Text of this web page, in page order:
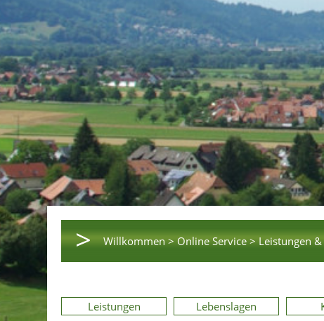
> Willkommen > Online Service > Leistungen
Leistungen Lebenslagen